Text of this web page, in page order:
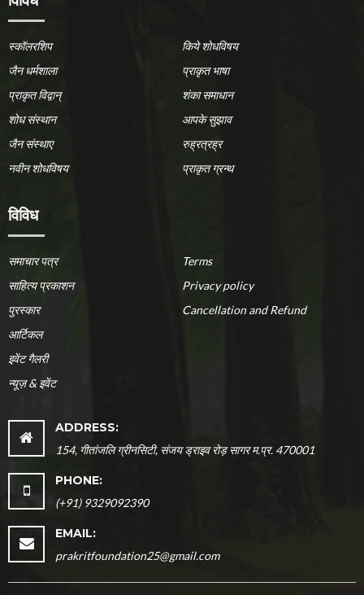
स्कॉलरशिप
जैन धर्मशाला
प्राकृत विद्वान्
शोध संस्थान
जैन संस्थाए
नवीन शोधविषय
किये शोधविषय
प्राकृत भाषा
शंका समाधान
आपके सुझाव
रुह्रत्रह्र
प्राकृत ग्रन्थ
विविध
समाचार पत्र
साहित्य प्रकाशन
पुरस्कार
आर्टिकल
इवेंट गैलरी
न्यूज़ & इवेंट
Terms
Privacy policy
Cancellation and Refund
ADDRESS:
154, गीतांजलि ग्रीनसिटी, संजय ड्राइव रोड़ सागर म.प्र. 470001
PHONE:
(+91) 9329092390
EMAIL:
prakritfoundation25@gmail.com